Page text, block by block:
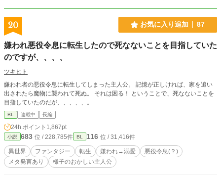
20 お気に入り追加 87
嫌われ悪役令息に転生したので死なないことを目指していた
のですが、、、、
ツキヒト
嫌われ者の悪役令息に転生してしまった主人公。 記憶が正しければ、家を追い
出されたら魔物に襲われて死ぬ。 それは困る！ ということで、死なないことを
目指していたのだが、、、、、。
BL 連載中 長編
24h.ポイント 1,867pt
小説 683 位 / 228,785件 BL 116 位 / 31,416件
異世界 ファンタジー 転生 嫌われ→溺愛
悪役令息(？)
メタ発言あり
様子のおかしい主人公